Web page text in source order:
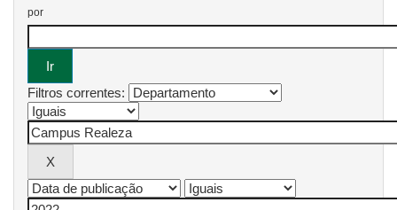
por
Filtros correntes: